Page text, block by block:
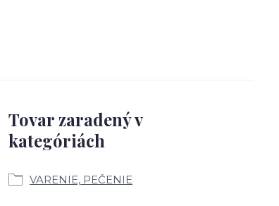
Tovar zaradený v
kategóriách
VARENIE, PEČENIE